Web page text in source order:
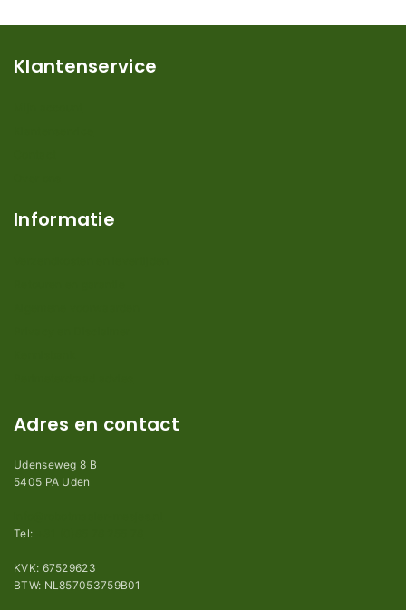
Klantenservice
Informatie
Adres en contact
Udenseweg 8 B
5405 PA Uden
Tel:
KVK: 67529623
BTW: NL857053759B01